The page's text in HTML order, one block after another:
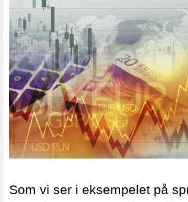
Som vi ser i eksempelet på